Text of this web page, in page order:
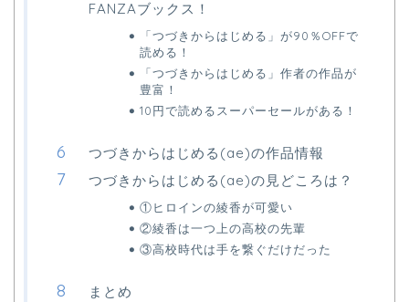
FANZAブックス！
「つづきからはじめる」が90％OFFで
読める！
「つづきからはじめる」作者の作品が
豊富！
10円で読めるスーパーセールがある！
つづきからはじめる(ae)の作品情報
つづきからはじめる(ae)の見どころは？
①ヒロインの綾香が可愛い
②綾香は一つ上の高校の先輩
③高校時代は手を繋ぐだけだった
まとめ